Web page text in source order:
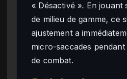
« Désactivé ». En jouant
de milieu de gamme, ce
ajustement a
micro-saccades pendant
de combat.